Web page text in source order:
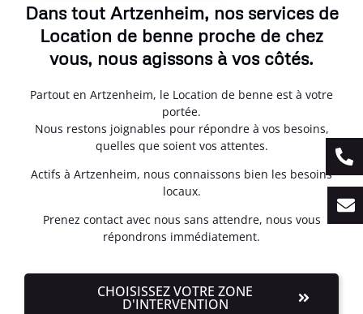
Dans tout Artzenheim, nos services de
Location de benne proche de chez
vous, nous agissons à vos côtés.
Partout en Artzenheim, le Location de benne est à votre
portée.
Nous restons joignables pour répondre à vos besoins,
quelles que soient vos attentes.
Actifs à Artzenheim, nous connaissons bien les besoins
locaux.
Prenez contact avec nous sans attendre, nous vous
répondrons immédiatement.
CHOISISSEZ VOTRE ZONE
D'INTERVENTION